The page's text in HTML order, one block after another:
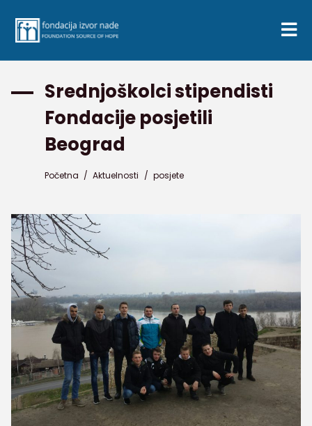
Srednjoškolci stipendisti
Fondacije posjetili
Beograd
Početna / Aktuelnosti / posjete